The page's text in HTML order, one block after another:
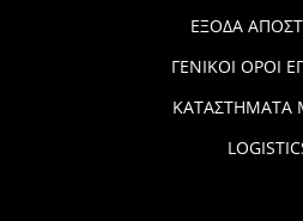
ΕΞΟΔΑ
ΓΕΝΙΚΟΙ ΟΡΟΙ
ΚΑΤΑΣΤΗΜΑΤΑ